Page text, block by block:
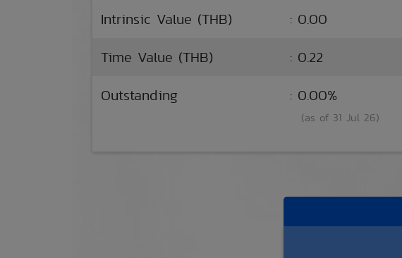
Intrinsic Value (THB)
: 0.00
Time Value (THB)
: 0.22
Outstanding
: 0.00%
(as of 31 Jul 26)